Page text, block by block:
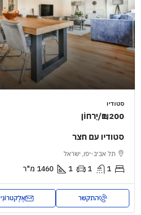
סטודיו
₪1,200/יַרחוֹן
סטודיו עם חצר
תל אביב-יפו, ישראל
1
1
1
1460 מ"ר
התקשר אֶלֶקטרוֹנִי